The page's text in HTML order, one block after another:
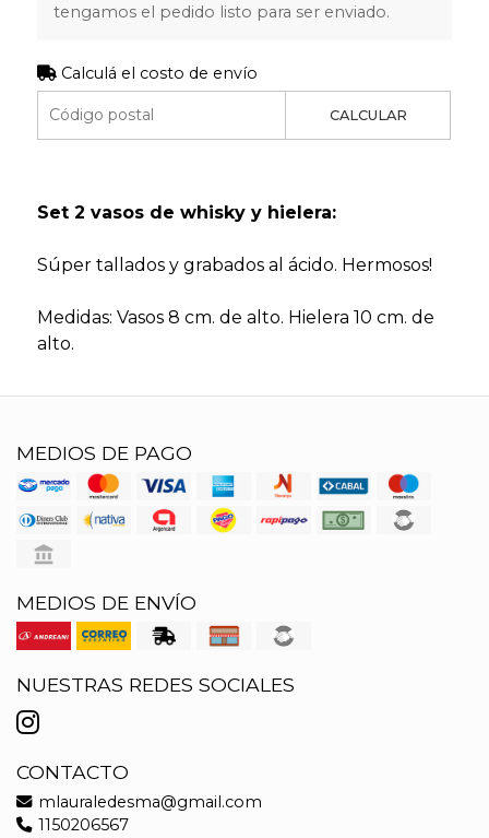
tengamos el pedido listo para ser enviado.
Calculá el costo de envío
CALCULAR
Set 2 vasos de whisky y hielera:
Súper tallados y grabados al ácido. Hermosos!
Medidas: Vasos 8 cm. de alto. Hielera 10 cm. de
alto.
MEDIOS DE PAGO
MEDIOS DE ENVÍO
NUESTRAS REDES SOCIALES
CONTACTO
mlauraledesma@gmail.com
1150206567